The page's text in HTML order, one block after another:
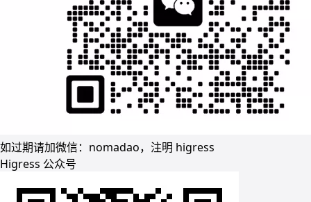
如过期请加微信：nomadao，注明 higress
Higress 公众号